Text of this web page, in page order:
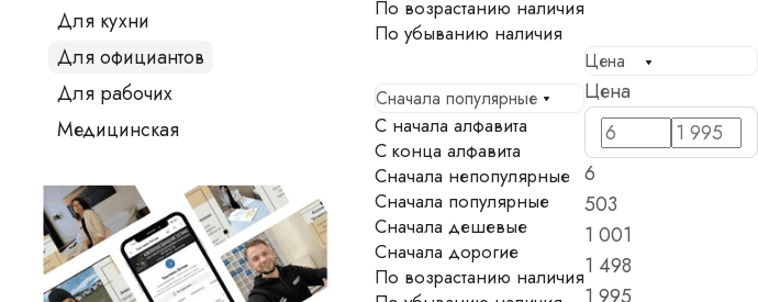
По возрастанию наличия
По убыванию наличия
Сначала популярные
С начала алфавита
С конца алфавита
Сначала непопулярные
Сначала популярные
Сначала дешевые
Сначала дорогие
По возрастанию наличия
Цена
Цена
6
503
1 001
1 498
Для кухни
Для официантов
Для рабочих
Медицинская